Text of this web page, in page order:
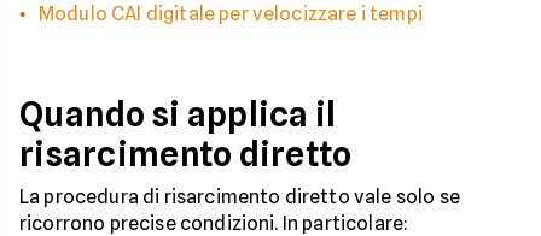
Modulo CAI digitale per velocizzare i tempi
Quando si applica il
risarcimento diretto
La procedura di risarcimento diretto vale solo se
ricorrono precise condizioni. In particolare: